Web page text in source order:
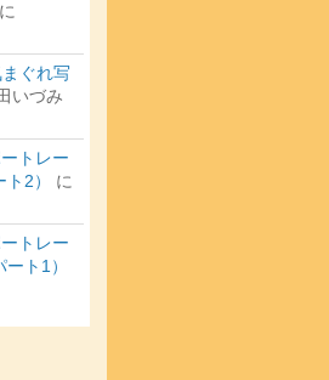
に
ぐれ写
いづみ
トレー
2）
に
トレー
ト1）